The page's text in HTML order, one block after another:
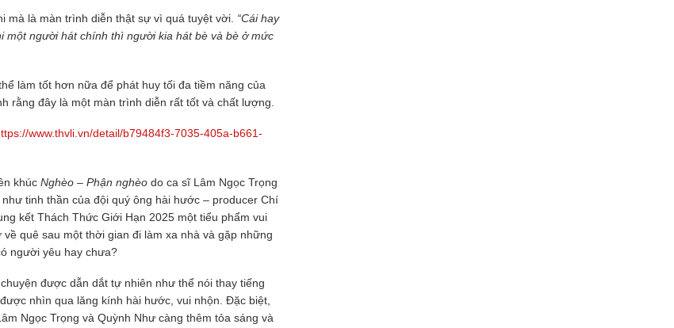
mà là màn trình diễn thật sự vì quá tuyệt vời. “Cái hay
một người hát chính thì người kia hát bè và bè ở mức
làm tốt hơn nữa để phát huy tối đa tiềm năng của
rằng đây là một màn trình diễn rất tốt và chất lượng.
www.thvli.vn/detail/b79484f3-7035-405a-b661-
khúc Nghèo – Phận nghèo do ca sĩ Lâm Ngọc Trọng
tinh thần của đội quý ông hài hước – producer Chí
kết Thách Thức Giới Hạn 2025 một tiểu phẩm vui
quê sau một thời gian đi làm xa nhà và gặp những
người yêu hay chưa?
được dẫn dắt tự nhiên như thể nói thay tiếng
nhìn qua lăng kính hài hước, vui nhộn. Đặc biệt,
Ngọc Trọng và Quỳnh Như càng thêm tỏa sáng và